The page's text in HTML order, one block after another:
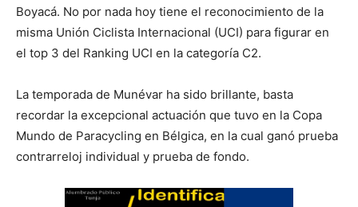
Boyacá. No por nada hoy tiene el reconocimiento de la
misma Unión Ciclista Internacional (UCI) para figurar en
el top 3 del Ranking UCI en la categoría C2.
La temporada de Munévar ha sido brillante, basta
recordar la excepcional actuación que tuvo en la Copa
Mundo de Paracycling en Bélgica, en la cual ganó prueba
contrarreloj individual y prueba de fondo.